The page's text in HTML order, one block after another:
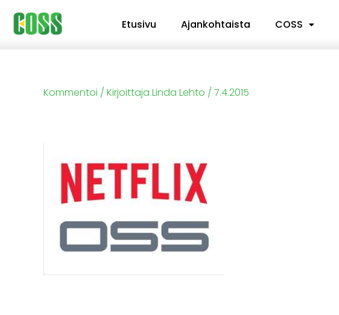
Siirry
sisältöön
Etusivu Ajankohtaista COSS
Kommentoi / Kirjoittaja Linda Lehto / 7.4.2015